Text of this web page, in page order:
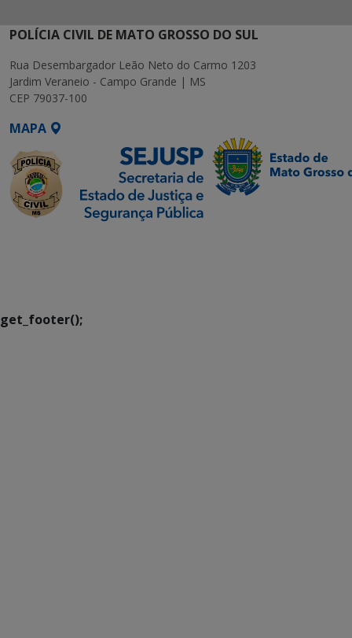
POLÍCIA CIVIL DE MATO GROSSO DO SUL
Rua Desembargador Leão Neto do Carmo 1203
Jardim Veraneio - Campo Grande | MS
CEP 79037-100
MAPA
get_footer();